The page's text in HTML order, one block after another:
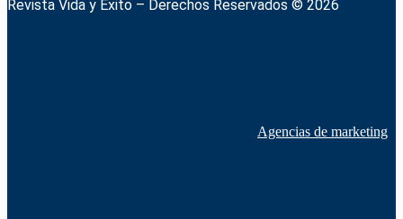
Revista Vida y Éxito – Derechos Reservados © 2026
Agencias de marketing